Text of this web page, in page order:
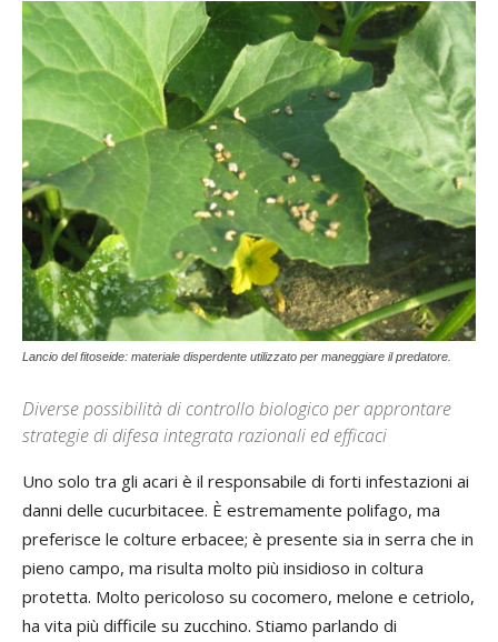
Lancio del fitoseide: materiale disperdente utilizzato per maneggiare il predatore.
Diverse possibilità di controllo biologico per approntare
strategie di difesa integrata razionali ed efficaci
Uno solo tra gli acari è il responsabile di forti infestazioni ai
danni delle cucurbitacee. È estremamente polifago, ma
preferisce le colture erbacee; è presente sia in serra che in
pieno campo, ma risulta molto più insidioso in coltura
protetta. Molto pericoloso su cocomero, melone e cetriolo,
ha vita più difficile su zucchino. Stiamo parlando di